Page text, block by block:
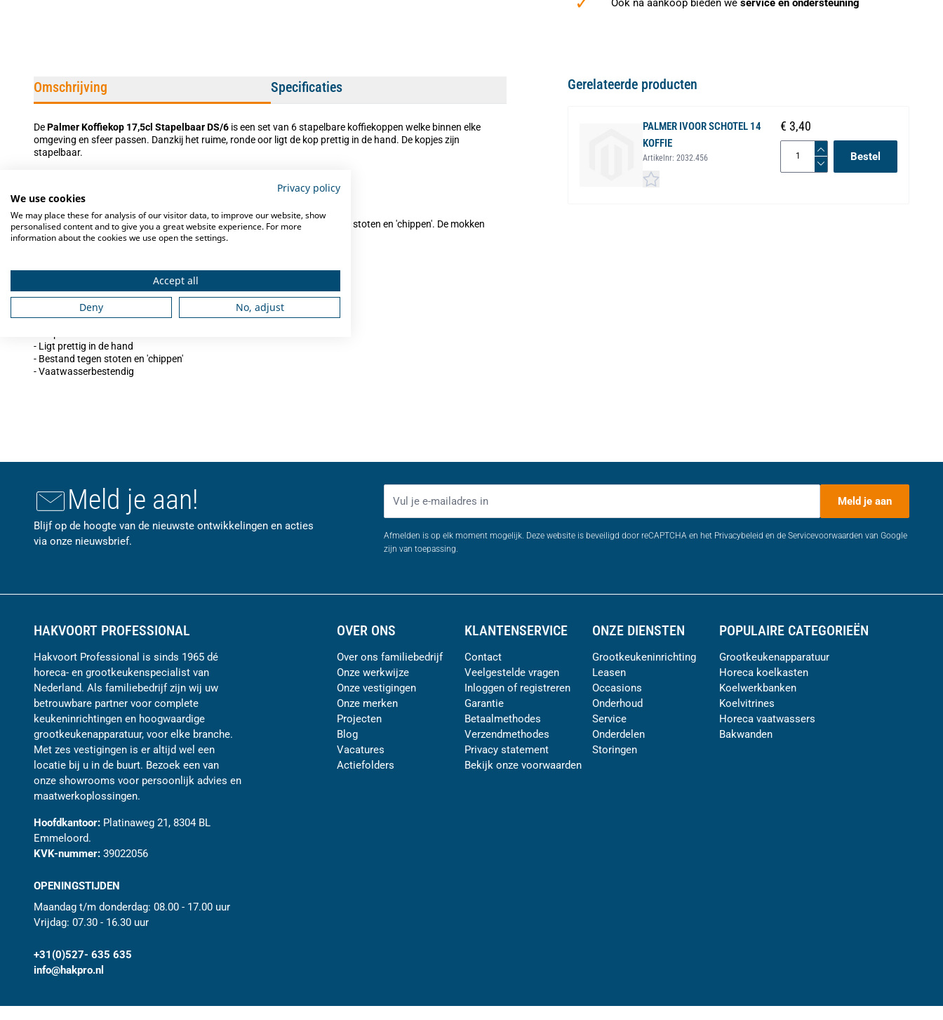
Ook na aankoop bieden weservice en ondersteuning
Omschrijving Specificaties
DePalmer Koffiekop 17,5cl Stapelbaar DS/6 is een set van 6 stapelbare koffiekoppen welke binnen elke
omgeving en sfeer passen. Danzkij het ruime, ronde oor ligt de kop prettig in de hand. De kopjes zijn
stapelbaar.
Robuust
De koppen zijn gemaakt van hoogwaardig porselein en zijn bestand tegen stoten en 'chippen'. De mokken
kunnen in de vaatwasser gereinigd worden.
Kenmerken van deze koffiekop
- Set van 6 stuks
- Gemaakt van hoogwaardig porselein
- Ligt prettig in de hand
- Bestand tegen stoten en 'chippen'
- Vaatwasserbestendig
Gerelateerde producten
PALMER IVOOR SCHOTEL 14
KOFFIE
Artikelnr: 2032.456
€ 3,40
Bestel
Meld je aan!
Blijf op de hoogte van de nieuwste ontwikkelingen en acties
via onze nieuwsbrief.
Meld je aan
Afmelden is op elk moment mogelijk. Deze website is beveiligd door reCAPTCHA en het Privacybeleid en de Servicevoorwaarden van Google
zijn van toepassing.
HAKVOORT PROFESSIONAL
Hakvoort Professional is sinds 1965 dé
horeca- en grootkeukenspecialist van
Nederland. Als familiebedrijf zijn wij uw
betrouwbare partner voor complete
keukeninrichtingen en hoogwaardige
grootkeukenapparatuur, voor elke branche.
Met zes vestigingen is er altijd wel een
locatie bij u in de buurt. Bezoek een van
onze showrooms voor persoonlijk advies en
maatwerkoplossingen.
Hoofdkantoor: Platinaweg 21, 8304 BL
Emmeloord.
KVK-nummer: 39022056
OPENINGSTIJDEN
Maandag t/m donderdag: 08.00 - 17.00 uur
Vrijdag: 07.30 - 16.30 uur
+31(0)527- 635 635
info@hakpro.nl
OVER ONS
Over ons familiebedrijf
Onze werkwijze
Onze vestigingen
Onze merken
Projecten
Blog
Vacatures
Actiefolders
KLANTENSERVICE
Contact
Veelgestelde vragen
Inloggen of registreren
Garantie
Betaalmethodes
Verzendmethodes
Privacy statement
Bekijk onze voorwaarden
ONZE DIENSTEN
Grootkeukeninrichting
Leasen
Occasions
Onderhoud
Service
Onderdelen
Storingen
POPULAIRE CATEGORIEËN
Grootkeukenapparatuur
Horeca koelkasten
Koelwerkbanken
Koelvitrines
Horeca vaatwassers
Bakwanden
Privacy policy
We use cookies
We may place these for analysis of our visitor data, to improve our website, show
personalised content and to give you a great website experience. For more
information about the cookies we use open the settings.
Accept all
Deny
No, adjust